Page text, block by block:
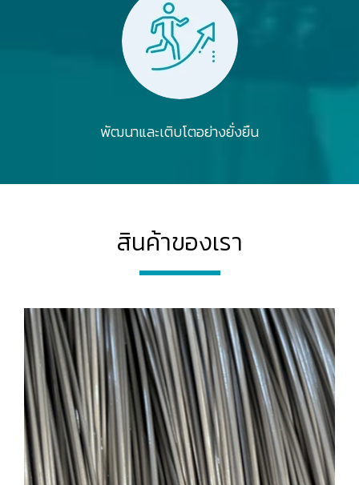
พัฒนาและเติบโตอย่างยั่งยืน
สินค้าของเรา